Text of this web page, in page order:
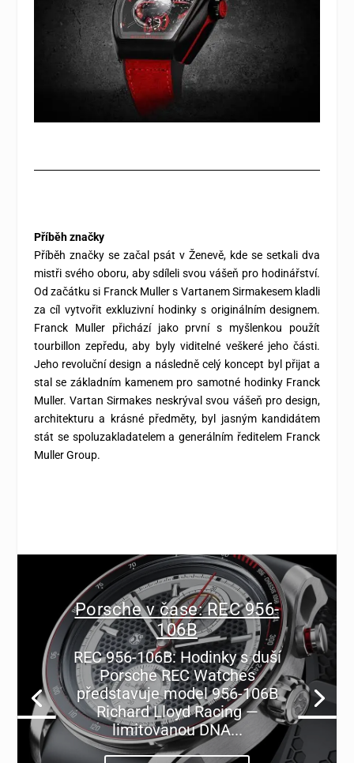
Příběh značky
Příběh značky se začal psát v Ženevě, kde se setkali dva
mistři svého oboru, aby sdíleli svou vášeň pro hodinářství.
Od začátku si Franck Muller s Vartanem Sirmakesem kladli
za cíl vytvořit exkluzivní hodinky s originálním designem.
Franck Muller přichází jako první s myšlenkou použít
tourbillon zepředu, aby byly viditelné veškeré jeho části.
Jeho revoluční design a následně celý koncept byl přijat a
stal se základním kamenem pro samotné hodinky Franck
Muller. Vartan Sirmakes neskrýval svou vášeň pro design,
architekturu a krásné předměty, byl jasným kandidátem
stát se spoluzakladatelem a generálním ředitelem Franck
Muller Group.
Porsche v čase: REC 956-
106B
REC 956-106B: Hodinky s duší
Porsche REC Watches
představuje model 956-106B
Richard Lloyd Racing —
limitovanou DNA...